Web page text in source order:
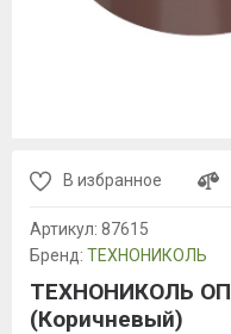
В избранное
Артикул: 87615
Бренд: ТЕХНОНИКОЛЬ
ТЕХНОНИКОЛЬ
(Коричневый)